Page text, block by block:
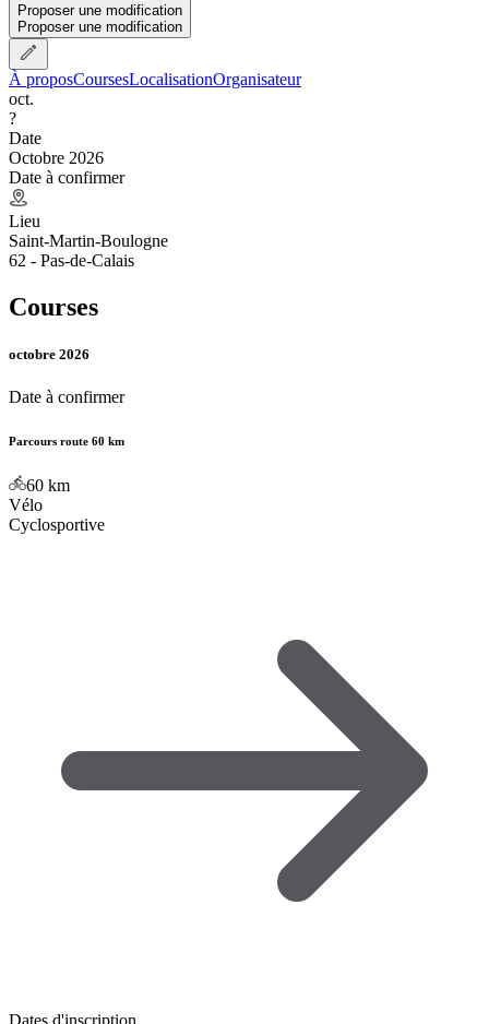
Proposer une modification
Proposer une modification
À proposCoursesLocalisationOrganisateur
oct.
?
Date
Octobre 2026
Date à confirmer
Lieu
Saint-Martin-Boulogne
62 - Pas-de-Calais
Courses
octobre 2026
Date à confirmer
Parcours route 60 km
60 km
Vélo
Cyclosportive
Dates d'inscription